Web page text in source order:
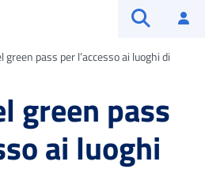
green pass per l’accesso ai luoghi di
green pass
ai luoghi